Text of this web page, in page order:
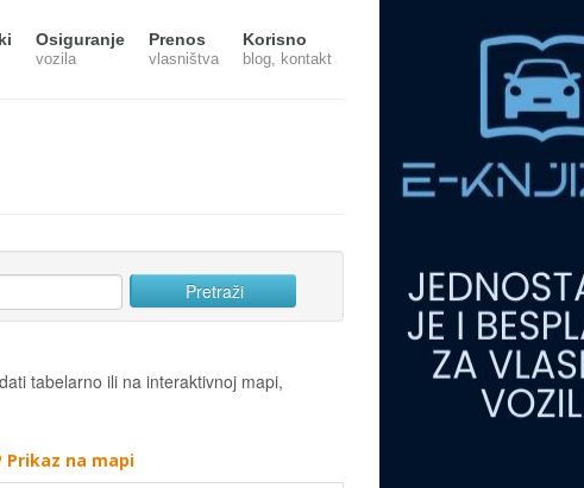
Osiguranje
vozila
Prenos
vlasništva
Korisno
blog, kontakt
tabelarno ili na interaktivnoj mapi,
Prikaz na mapi